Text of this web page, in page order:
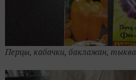
Перцы, кабачки, баклажан, тыква